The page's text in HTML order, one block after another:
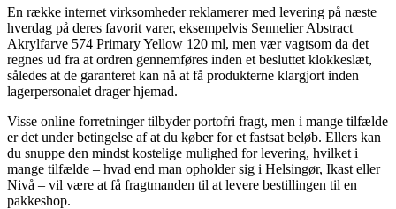
En række internet virksomheder reklamerer med levering på næste
hverdag på deres favorit varer, eksempelvis Sennelier Abstract
Akrylfarve 574 Primary Yellow 120 ml, men vær vagtsom da det
regnes ud fra at ordren gennemføres inden et besluttet klokkeslæt,
således at de garanteret kan nå at få produkterne klargjort inden
lagerpersonalet drager hjemad.
Visse online forretninger tilbyder portofri fragt, men i mange tilfælde
er det under betingelse af at du køber for et fastsat beløb. Ellers kan
du snuppe den mindst kostelige mulighed for levering, hvilket i
mange tilfælde – hvad end man opholder sig i Helsingør, Ikast eller
Nivå – vil være at få fragtmanden til at levere bestillingen til en
pakkeshop.